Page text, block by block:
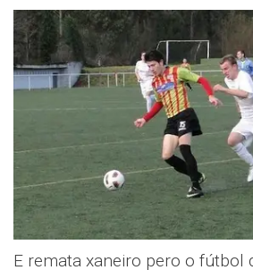
E remata xaneiro pero o fútbol